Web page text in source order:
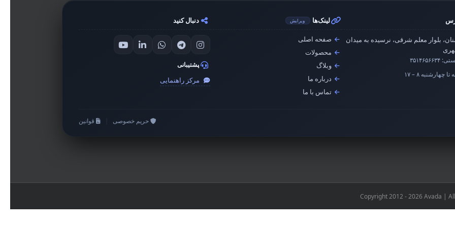
بلوار معلم شرقی، نرسیده به میدان
۳۵۱۴۶۵۶۶۳۴
تا چهارشنبه ۸ – ۱۷
لینک‌ها ویرایش
صفحه اصلی
محصولات
وبلاگ
درباره ما
تماس با ما
دنبال کنید
پشتیبانی
مرکز راهنمایی
حریم خصوصی قوانین
Copyright 2012 - 2026 Avada |